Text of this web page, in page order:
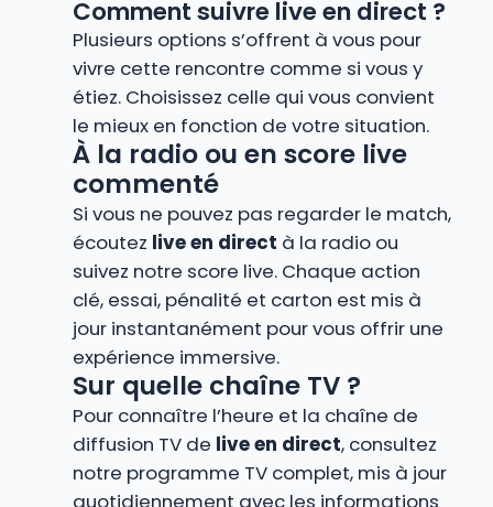
Comment suivre live en direct ?
Plusieurs options s’offrent à vous pour
vivre cette rencontre comme si vous y
étiez. Choisissez celle qui vous convient
le mieux en fonction de votre situation.
À la radio ou en score live
commenté
Si vous ne pouvez pas regarder le match,
écoutez live en direct à la radio ou
suivez notre score live. Chaque action
clé, essai, pénalité et carton est mis à
jour instantanément pour vous offrir une
expérience immersive.
Sur quelle chaîne TV ?
Pour connaître l’heure et la chaîne de
diffusion TV de live en direct, consultez
notre programme TV complet, mis à jour
quotidiennement avec les informations